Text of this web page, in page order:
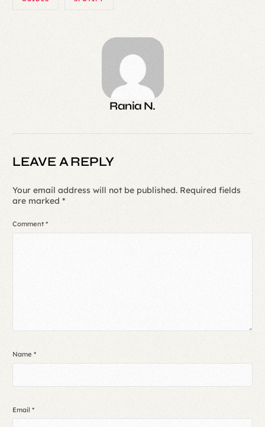
Rania N.
LEAVE A REPLY
Your email address will not be published. Required fields
are marked*
Comment*
Name*
Email*